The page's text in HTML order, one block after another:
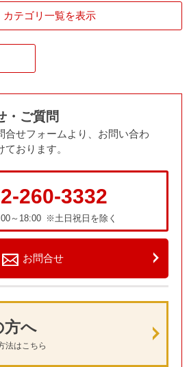
カテゴリ一覧を表示
・ご質問
合せフォームより、お問い合わ
おります。
260-3332
～18:00 ※土日祝日を除く
お問合せ
方へ
法はこちら